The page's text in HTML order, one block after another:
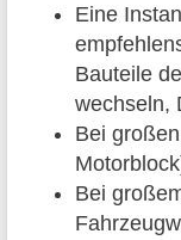
Eine
Bauteile
wechseln,
Bei
Bei